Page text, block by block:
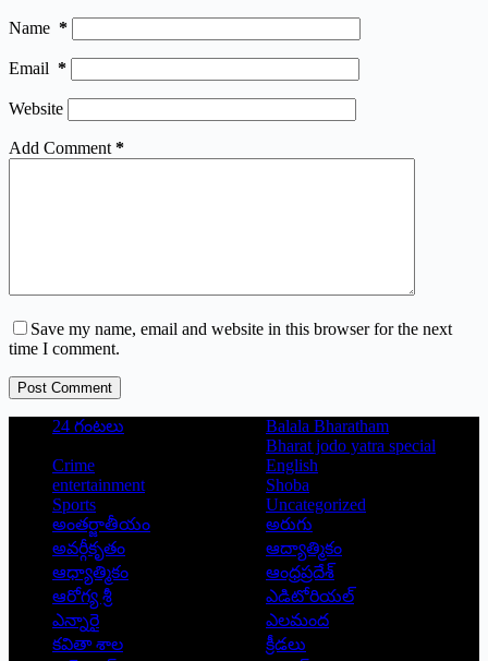
Name *
Email *
Website
Add Comment *
Save my name, email and website in this browser for the next
time I comment.
Post Comment
24 గంటలు
Balala Bharatham
Bharat jodo yatra special
Crime
English
entertainment
Shoba
Sports
Uncategorized
అంతర్జాతీయం
అరుగు
అవర్గీకృతం
ఆద్యాత్మికం
ఆధ్యాత్మికం
ఆంధ్రప్రదేశ్
ఆరోగ్య శ్రీ
ఎడిటోరియల్
ఎన్నారై
ఎలమంద
కవితా శాల
క్రీడలు